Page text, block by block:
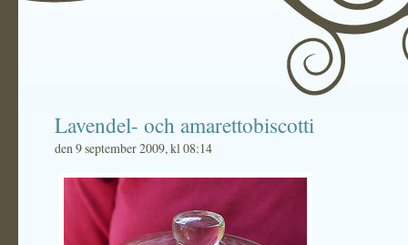
Lavendel- och amarettobiscotti
den 9 september 2009, kl 08:14